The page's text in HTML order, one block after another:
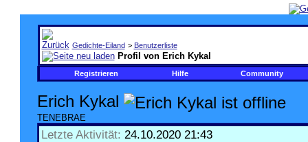
Gedichte-Eiland > Benutzerliste
Profil von Erich Kykal
Registrieren Hilfe Community
Erich Kykal
TENEBRAE
Letzte Aktivität: 24.10.202021:43